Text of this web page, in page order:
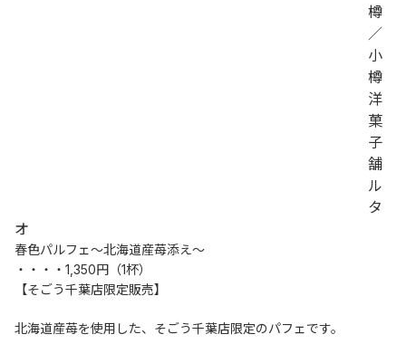
樽
／
小
樽
洋
菓
子
舗
ル
タ
オ
春色パルフェ～北海道産苺添え～
・・・・1,350円（1杯）
【そごう千葉店限定販売】
北海道産苺を使用した、そごう千葉店限定のパフェです。